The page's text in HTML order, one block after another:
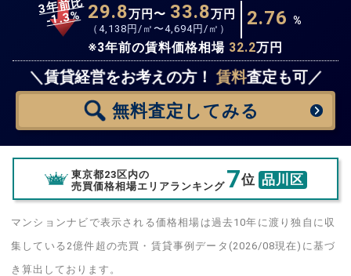
3年前比
-1.3% 29.8万円〜 33.8万円
（ 4,138 円/㎡〜4,694円/㎡） 2.76 %
※3年前の賃料価格相場 32.2万円
＼賃貸経営をお考えの方！ 賃料査定も可／
無料査定 してみる
無料査定スタート！
東京都23区内の
売買価格相場エリアランキング 7位 品川区
マンションナビで表示される価格相場は過去10年に渡り独自に収
集している2億件超の売買・賃貸事例データ(2026/08現在)に基づ
き算出しております。